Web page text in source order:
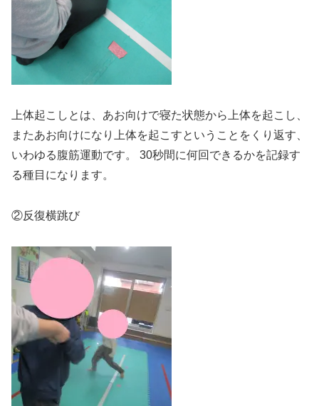
上体起こしとは、あお向けで寝た状態から上体を起こし、
またあお向けになり上体を起こすということをくり返す、
いわゆる腹筋運動です。 30秒間に何回できるかを記録す
る種目になります。
②反復横跳び